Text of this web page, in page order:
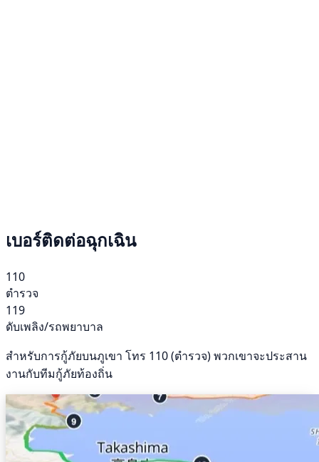
เบอร์ติดต่อฉุกเฉิน
110
ตำรวจ
119
ดับเพลิง/รถพยาบาล
สำหรับการกู้ภัยบนภูเขา โทร 110 (ตำรวจ) พวกเขาจะประสาน
งานกับทีมกู้ภัยท้องถิ่น